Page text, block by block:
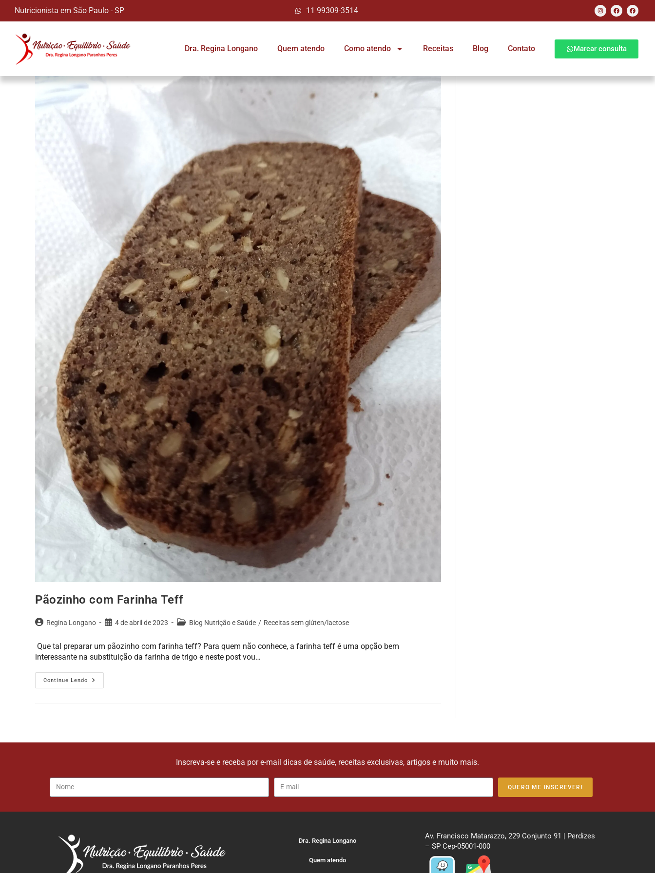
Nutricionista em São Paulo - SP 11 99309-3514
Dra. Regina Longano Quem atendo Como atendo Receitas Blog Contato Marcar consulta
Pãozinho com Farinha Teff
Regina Longano 4 de abril de 2023 Blog Nutrição e Saúde / Receitas sem glúten/lactose
Que tal preparar um pãozinho com farinha teff? Para quem não conhece, a farinha teff é uma opção bem
interessante na substituição da farinha de trigo e neste post vou…
Continue Lendo
Inscreva-se e receba por e-mail dicas de saúde, receitas exclusivas, artigos e muito mais.
QUERO ME INSCREVER!
Dra. Regina Longano
Quem atendo
Av. Francisco Matarazzo, 229 Conjunto 91 | Perdizes
– SP Cep-05001-000